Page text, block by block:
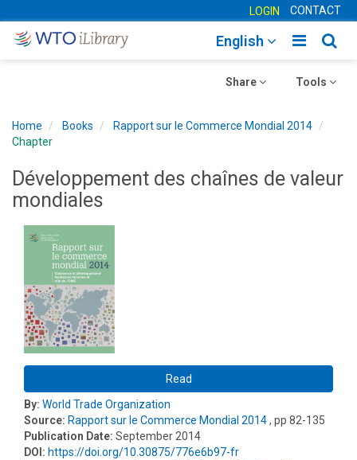
LOGIN CONTACT
Toggle
English
Toggle
Tools
Toggle
Share
Home Books
Rapport sur le Commerce Mondial 2014
Chapter
Développement des chaînes de valeur
mondiales
Read
By: World Trade Organization
Source: Rapport sur le Commerce Mondial 2014, pp 82-135
Publication Date: September 2014
DOI: https://doi.org/10.30875/776e6b97-fr